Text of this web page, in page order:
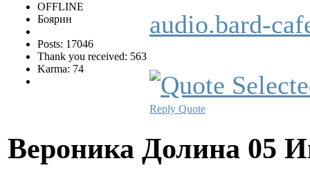
OFFLINE
Боярин
Posts: 17046
Thank you received: 563
Karma: 74
audio.bard-
Reply Quote
Вероника Долина 05